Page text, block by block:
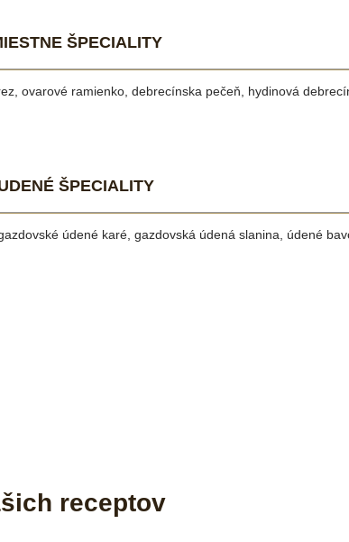
ŠPECIALITY
ovarové ramienko, debrecínska pečeň, hydinová
ŠPECIALITY
údené karé, gazdovská údená slanina, údené
receptov